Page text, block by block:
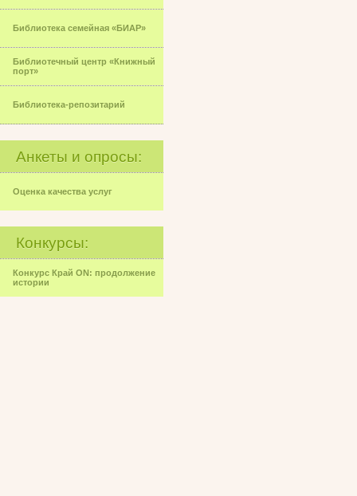
Библиотека семейная «БИАР»
Библиотечный центр «Книжный
порт»
Библиотека-репозитарий
Анкеты и опросы:
Оценка качества услуг
Конкурсы:
Конкурс Край ON: продолжение
истории